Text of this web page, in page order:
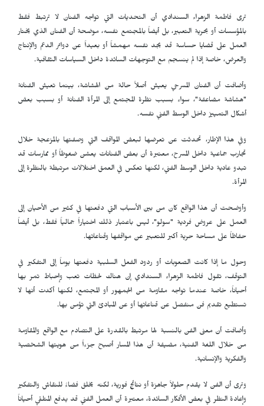
ترى فاطمة الزهراء السندادي أن التحديات التي تواجه الفنان لا ترتبط فقط
بالمؤسسات أو بحرية التعبير، بل أيضاً بالمجتمع نفسه، موضحة أن الفنان الذي يختار
العمل على قضايا حساسة قد يجد نفسه مهمشاً أو بعيداً عن دوائر الدعم والإنتاج
والعرض، خاصة إذا لم ينسجم مع التوجهات السائدة داخل السياسات الثقافية.
وأضافت أن الفنان المسرحي يعيش أصلاً حالة من الهشاشة، بينما تعيش الفنانة
"هشاشة مضاعفة"، سواء بسبب نظرة المجتمع إلى المرأة الفنانة أو بسبب بعض
أشكال التمييز داخل الوسط الفني نفسه.
وفي هذا الإطار، تحدثت عن تعرضها لبعض المواقف التي وصفتها بالمزعجة خلال
تجارب جماعية داخل المسرح، معتبرة أن بعض الفنانات يعشن ضغوطاً أو ممارسات قد
تبدو عادية داخل الوسط الفني، لكنها تعكس في العمق اختلالات مرتبطة بالنظرة إلى
المرأة.
وأوضحت أن هذا الواقع كان من بين الأسباب التي دفعتها في كثير من الأحيان إلى
العمل على عروض فردية "سولو"، ليس باعتبار ذلك اختياراً جمالياً فقط، بل أيضاً
حفاظاً على مساحة حرية أكبر للتعبير عن مواقفها وقناعاتها.
وحول ما إذا كانت الصعوبات أو ردود الفعل السلبية دفعتها يوماً إلى التفكير في
التوقف، تقول فاطمة الزهراء السندادي إن هناك لحظات تعب وإحباط تمر بها
أحياناً، خاصة عندما تواجه مقاومة من الجمهور أو المجتمع، لكنها أكدت أنها لا
تستطيع تقديم فن منفصل عن قناعاتها أو عن المبادئ التي تؤمن بها.
وأضافت أن معنى الفن بالنسبة لها مرتبط بالقدرة على التصادم مع الواقع والمقاومة
من خلال اللغة الفنية، مضيفة أن هذا المسار أصبح جزءاً من هويتها الشخصية
والفكرية والإنسانية.
وترى أن الفن لا يقدم حلولاً جاهزة أو نتائج فورية، لكنه يخلق فضاءً للنقاش والتفكير
وإعادة النظر في بعض الأفكار السائدة، معتبرة أن العمل الفني قد يدفع المتلقي أحياناً